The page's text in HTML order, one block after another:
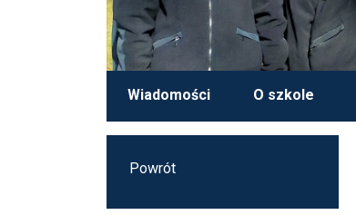
Wiadomości O szkole
Powrót